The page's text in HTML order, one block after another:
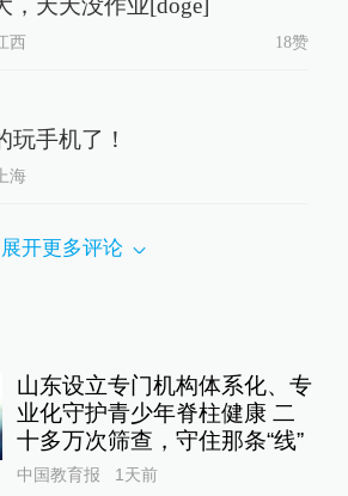
，天天没作业[doge]
西 18赞
玩手机了！
海
展开更多评论
山东设立专门机构体系化、专
业化守护青少年脊柱健康 二
十多万次筛查，守住那条“线”
中国教育报
1天前